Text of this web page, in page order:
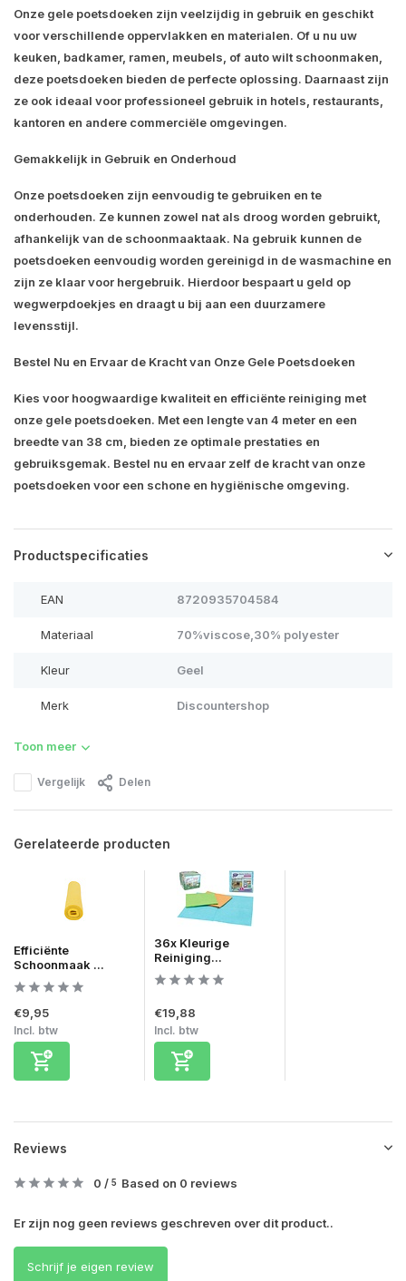
Onze gele poetsdoeken zijn veelzijdig in gebruik en geschikt
voor verschillende oppervlakken en materialen. Of u nu uw
keuken, badkamer, ramen, meubels, of auto wilt schoonmaken,
deze poetsdoeken bieden de perfecte oplossing. Daarnaast zijn
ze ook ideaal voor professioneel gebruik in hotels, restaurants,
kantoren en andere commerciële omgevingen.
Gemakkelijk in Gebruik en Onderhoud
Onze poetsdoeken zijn eenvoudig te gebruiken en te
onderhouden. Ze kunnen zowel nat als droog worden gebruikt,
afhankelijk van de schoonmaaktaak. Na gebruik kunnen de
poetsdoeken eenvoudig worden gereinigd in de wasmachine en
zijn ze klaar voor hergebruik. Hierdoor bespaart u geld op
wegwerpdoekjes en draagt u bij aan een duurzamere
levensstijl.
Bestel Nu en Ervaar de Kracht van Onze Gele Poetsdoeken
Kies voor hoogwaardige kwaliteit en efficiënte reiniging met
onze gele poetsdoeken. Met een lengte van 4 meter en een
breedte van 38 cm, bieden ze optimale prestaties en
gebruiksgemak. Bestel nu en ervaar zelf de kracht van onze
poetsdoeken voor een schone en hygiënische omgeving.
Productspecificaties
EAN 8720935704584
Materiaal 70%viscose,30% polyester
Kleur Geel
Merk Discountershop
Toon meer
Vergelijk Delen
Gerelateerde producten
Efficiënte
Schoonmaak ...
€9,95
Incl. btw
36x Kleurige
Reiniging...
€19,88
Incl. btw
Reviews
0 / 5 Based on 0 reviews
Er zijn nog geen reviews geschreven over dit product..
Schrijf je eigen review